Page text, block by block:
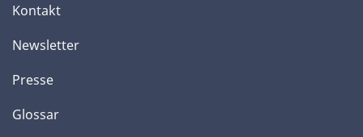
Kontakt
Newsletter
Presse
Glossar